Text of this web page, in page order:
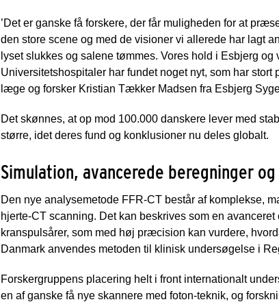
’Det er ganske få forskere, der får muligheden for at
den store scene og med de visioner vi allerede har lagt
lyset slukkes og salene tømmes. Vores hold i Esbjerg
Universitetshospitaler har fundet noget nyt, som har
læge og forsker Kristian Tækker Madsen fra Esbjerg
Det skønnes, at op mod 100.000 danskere lever med
større, idet deres fund og konklusioner nu deles globalt.
Simulation, avancerede beregninger
Den nye analysemetode FFR-CT består af komplekse,
hjerte-CT scanning. Det kan beskrives som en
kranspulsårer, som med høj præcision kan vurdere,
Danmark anvendes metoden til klinisk undersøgelse i
Forskergruppens placering helt i front internationalt
en af ganske få nye skannere med foton-teknik, og